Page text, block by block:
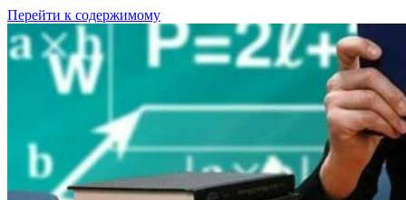
Перейти к содержимому